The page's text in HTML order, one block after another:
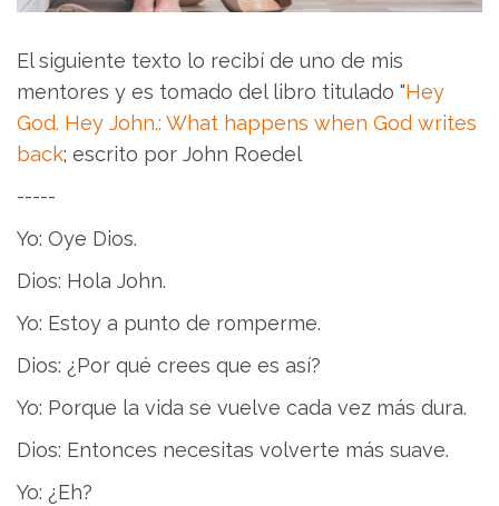
El siguiente texto lo recibí de uno de mis
mentores y es tomado del libro titulado "Hey
God. Hey John.: What happens when God writes
back; escrito por John Roedel
-----
Yo: Oye Dios.
Dios: Hola John.
Yo: Estoy a punto de romperme.
Dios: ¿Por qué crees que es así?
Yo: Porque la vida se vuelve cada vez más dura.
Dios: Entonces necesitas volverte más suave.
Yo: ¿Eh?